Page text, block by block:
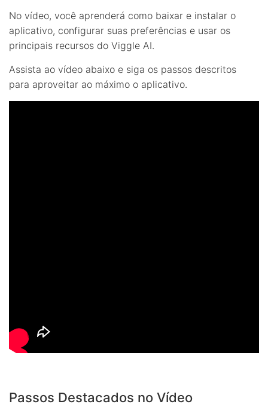
No vídeo, você aprenderá como baixar e instalar o
aplicativo, configurar suas preferências e usar os
principais recursos do Viggle AI.
Assista ao vídeo abaixo e siga os passos descritos
para aproveitar ao máximo o aplicativo.
Passos Destacados no Vídeo